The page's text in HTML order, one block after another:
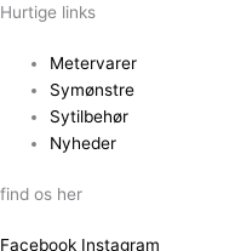
Hurtige links
Metervarer
Symønstre
Sytilbehør
Nyheder
find os her
Facebook Instagram